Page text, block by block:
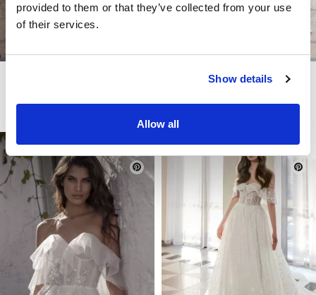
provided to them or that they’ve collected from your use
of their services.
Show details
Allow all
LITE
SAMMY